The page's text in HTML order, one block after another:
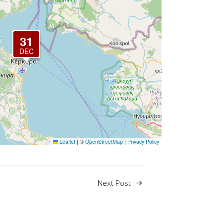
31
DEC
Leaflet | © OpenStreetMap | Privacy Policy
Next Post